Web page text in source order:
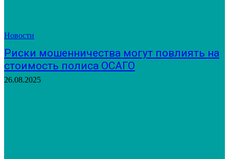
Новости
Риски мошенничества могут повлиять на
стоимость полиса ОСАГО
26.08.2025